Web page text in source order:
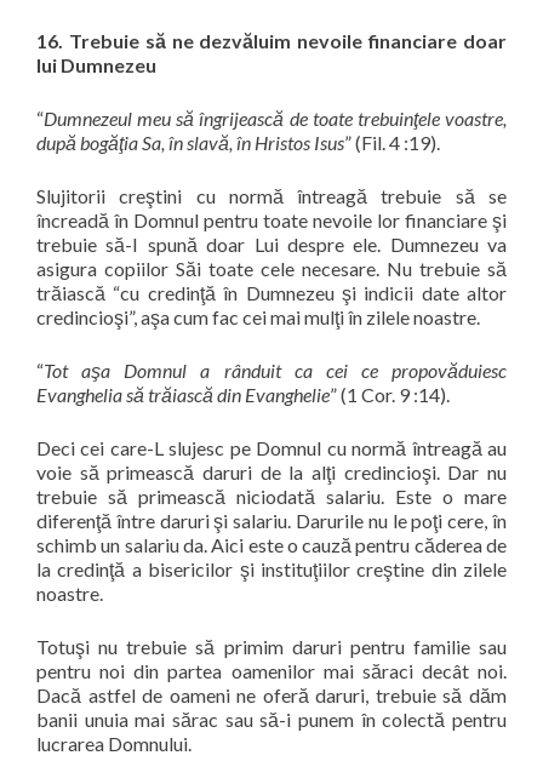
16. Trebuie să ne dezvăluim nevoile financiare doar
lui Dumnezeu
“Dumnezeul meu să îngrijească de toate trebuinţele voastre,
după bogăţia Sa, în slavă, în Hristos Isus” (Fil. 4 :19).
Slujitorii creştini cu normă întreagă trebuie să se
încreadă în Domnul pentru toate nevoile lor financiare şi
trebuie să-I spună doar Lui despre ele. Dumnezeu va
asigura copiilor Săi toate cele necesare. Nu trebuie să
trăiască “cu credinţă în Dumnezeu şi indicii date altor
credincioşi”, aşa cum fac cei mai mulţi în zilele noastre.
“Tot aşa Domnul a rânduit ca cei ce propovăduiesc
Evanghelia să trăiască din Evanghelie” (1 Cor. 9 :14).
Deci cei care-L slujesc pe Domnul cu normă întreagă au
voie să primească daruri de la alţi credincioşi. Dar nu
trebuie să primească niciodată salariu. Este o mare
diferenţă între daruri şi salariu. Darurile nu le poţi cere, în
schimb un salariu da. Aici este o cauză pentru căderea de
la credinţă a bisericilor şi instituţiilor creştine din zilele
noastre.
Totuşi nu trebuie să primim daruri pentru familie sau
pentru noi din partea oamenilor mai săraci decât noi.
Dacă astfel de oameni ne oferă daruri, trebuie să dăm
banii unuia mai sărac sau să-i punem în colectă pentru
lucrarea Domnului.